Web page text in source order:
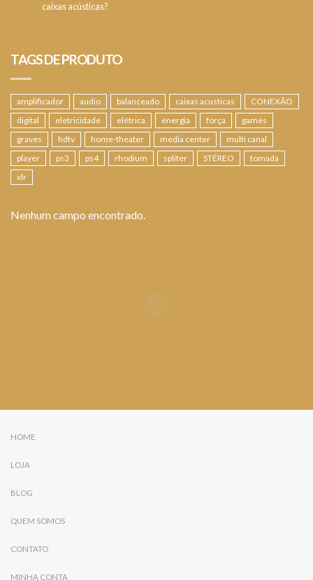
caixas acústicas?
TAGS DE PRODUTO
amplificador audio balanceado caixas acusticas
CONEXÃO
digital
eletricidade elétrica energia força
games
graves
hdtv home-theater media center
multi canal
player
ps3 ps4 rhodium spliter STÉREO
tomada
xlr
Nenhum campo encontrado.
HOME
LOJA
BLOG
QUEM SOMOS
CONTATO
MINHA CONTA